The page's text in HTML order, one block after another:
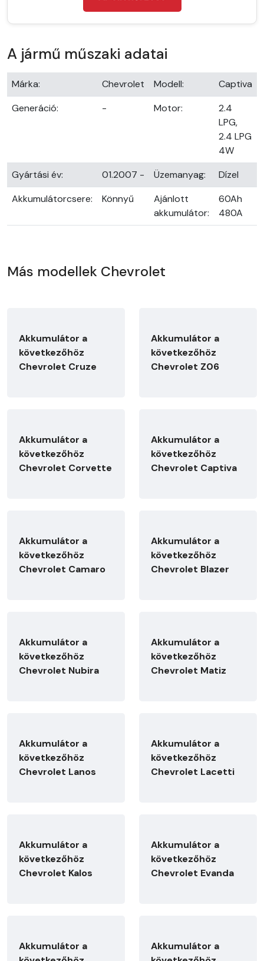
A jármű műszaki adatai
Márka: Chevrolet Modell:
Captiva
Generáció:
- Motor:
2.4
LPG,
2.4 LPG
4W
Gyártási év:
01.2007 - Üzemanyag:
Dízel
Akkumulátorcsere:
Könnyű
Ajánlott
akkumulátor:
60Ah
480A
Más modellek Chevrolet
Akkumulátor a
következőhöz
Chevrolet Cruze
Akkumulátor a
következőhöz
Chevrolet Z06
Akkumulátor a
következőhöz
Chevrolet Corvette
Akkumulátor a
következőhöz
Chevrolet Captiva
Akkumulátor a
következőhöz
Chevrolet Camaro
Akkumulátor a
következőhöz
Chevrolet Blazer
Akkumulátor a
következőhöz
Chevrolet Nubira
Akkumulátor a
következőhöz
Chevrolet Matiz
Akkumulátor a
következőhöz
Chevrolet Lanos
Akkumulátor a
következőhöz
Chevrolet Lacetti
Akkumulátor a
következőhöz
Chevrolet Kalos
Akkumulátor a
következőhöz
Chevrolet Evanda
Akkumulátor a
Akkumulátor a